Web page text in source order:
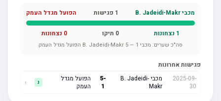
מכבי B. Jadeidi-Makr פגישות הפועל מגדל העמק
נצחונות תיקו נצחונות
סה"כ שערים:מכבי B. Jadeidi-Makr 5 —1 הפועל מגדל העמק
פגישות אחרונות
2025-09-
מכבי B. Jadeidi-
Makr
הפועל מגדל
העמק